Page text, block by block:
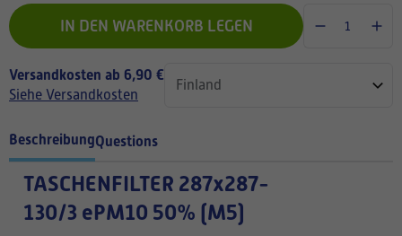
IN DEN WARENKORB LEGEN
Versandkosten ab 6,90 €
Siehe Versandkosten
BeschreibungQuestions
TASCHENFILTER 287x287-
130/3 ePM10 50% (M5)